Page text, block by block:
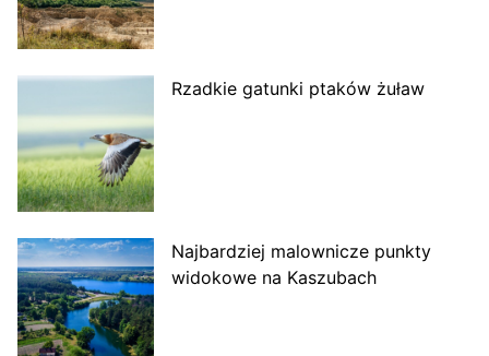
Rzadkie gatunki ptaków żuław
Najbardziej malownicze punkty
widokowe na Kaszubach